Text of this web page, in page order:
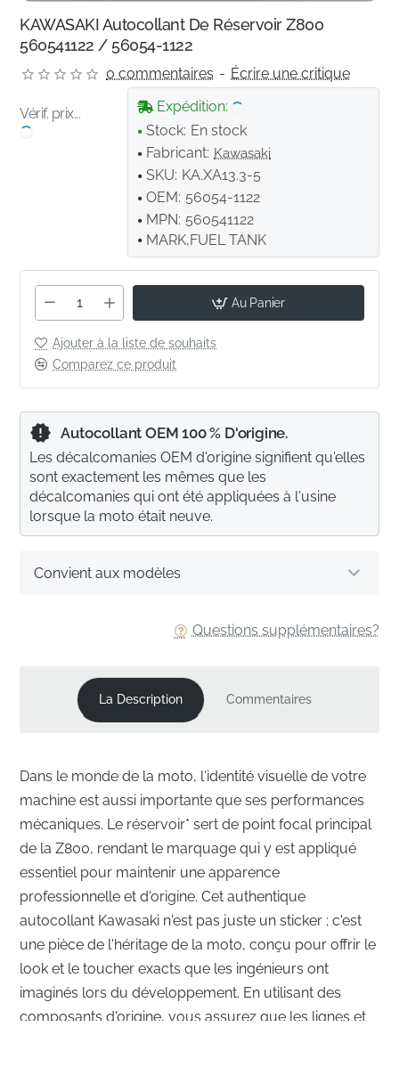
KAWASAKI Autocollant De Réservoir Z800
560541122 / 56054-1122
0 commentaires - Écrire une critique
Vérif. prix...
Expédition:
Stock: En stock
Fabricant: Kawasaki
SKU: KA.XA13.3-5
OEM: 56054-1122
MPN: 560541122
MARK,FUEL TANK
Au Panier
Ajouter à la liste de souhaits
Comparez ce produit
Questions supplémentaires?
Convient aux modèles
Autocollant OEM 100 % D'origine.
Les décalcomanies OEM d'origine signifient qu'elles
sont exactement les mêmes que les
décalcomanies qui ont été appliquées à l'usine
lorsque la moto était neuve.
La Description Commentaires
Dans le monde de la moto, l'identité visuelle de votre
machine est aussi importante que ses performances
mécaniques. Le réservoir* sert de point focal principal
de la Z800, rendant le marquage qui y est appliqué
essentiel pour maintenir une apparence
professionnelle et d'origine. Cet authentique
autocollant Kawasaki n'est pas juste un sticker ; c'est
une pièce de l'héritage de la moto, conçu pour offrir le
look et le toucher exacts que les ingénieurs ont
imaginés lors du développement. En utilisant des
composants d'origine, vous assurez que les lignes et